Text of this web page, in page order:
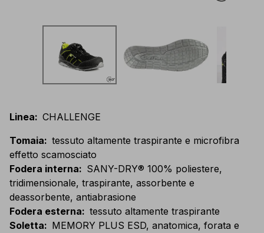
Linea: CHALLENGE
Tomaia: tessuto altamente traspirante e microfibra
effetto scamosciato
Fodera interna: SANY-DRY® 100% poliestere,
tridimensionale, traspirante, assorbente e
deassorbente, antiabrasione
Fodera esterna: tessuto altamente traspirante
Soletta: MEMORY PLUS ESD, anatomica, forata e